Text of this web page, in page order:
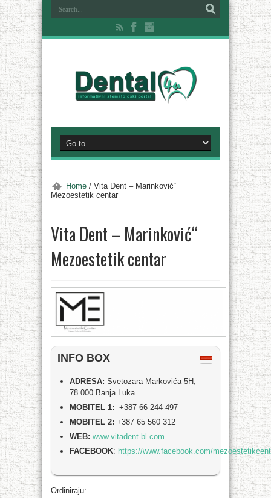
Home / Vita Dent – Marinković“
Mezoestetik centar
Vita Dent – Marinković“
Mezoestetik centar
INFO BOX
ADRESA: Svetozara Markovića 5H,
78 000 Banja Luka
MOBITEL 1: +387 66 244 497
MOBITEL 2: +387 65 560 312
WEB: www.vitadent-bl.com
FACEBOOK: https://www.facebook.com/
Ordiniraju: